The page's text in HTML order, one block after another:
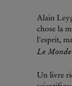
Alain
chose la
l'esprit,
Le
Un livre